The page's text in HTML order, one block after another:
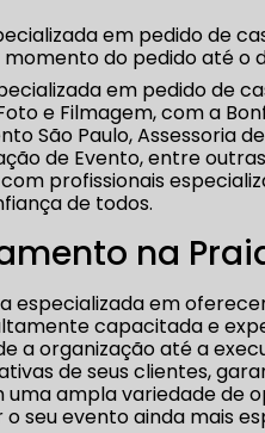
em pedido de
do pedido até o
em pedido de
e Filmagem, com a
São Paulo, Assessoria
de Evento, entre
profissionais
de todos.
na
especializada em
capacitada e
a organização até a
de seus clientes,
ampla variedade de
seu evento ainda mais